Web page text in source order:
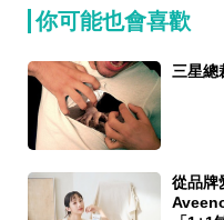
你可能也會喜歡
三星總
從品牌